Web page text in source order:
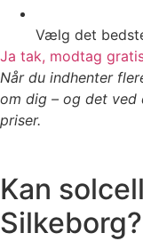
Vælg det
Ja tak, modtag
Når du indhenter
om dig – og det ved
priser.
Kan
Silkeborg?